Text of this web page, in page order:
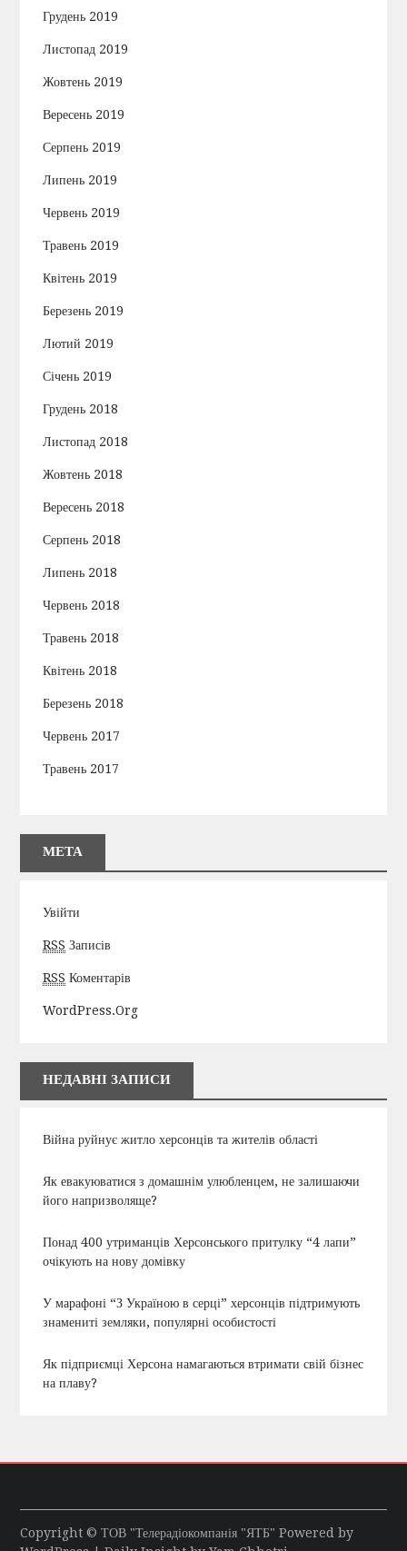
Грудень 2019
Листопад 2019
Жовтень 2019
Вересень 2019
Серпень 2019
Липень 2019
Червень 2019
Травень 2019
Квітень 2019
Березень 2019
Лютий 2019
Січень 2019
Грудень 2018
Листопад 2018
Жовтень 2018
Вересень 2018
Серпень 2018
Липень 2018
Червень 2018
Травень 2018
Квітень 2018
Березень 2018
Червень 2017
Травень 2017
МЕТА
Увійти
RSS Записів
RSS Коментарів
WordPress.org
НЕДАВНІ ЗАПИСИ
Війна руйнує житло херсонців та жителів області
Як евакуюватися з домашнім улюбленцем, не залишаючи
його напризволяще?
Понад 400 утриманців Херсонського притулку “4 лапи”
очікують на нову домівку
У марафоні “З Україною в серці” херсонців підтримують
знамениті земляки, популярні особистості
Як підприємці Херсона намагаються втримати свій бізнес
на плаву?
Copyright © ТОВ "Телерадіокомпанія "ЯТБ" Powered by